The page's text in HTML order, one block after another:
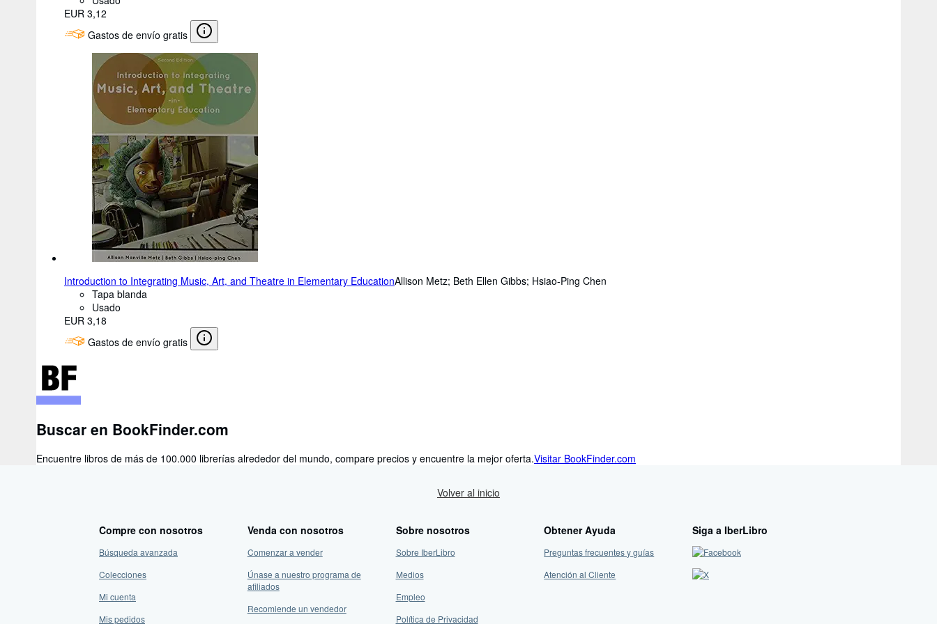
EUR 3,12
Gastos de envío gratis
Introduction to Integrating Music, Art, and Theatre in Elementary EducationAllison Metz; Beth Ellen Gibbs; Hsiao-Ping Chen
Tapa blanda
Usado
EUR 3,18
Gastos de envío gratis
Buscar en BookFinder.com
Encuentre libros de más de 100.000 librerías alrededor del mundo, compare precios y encuentre la mejor oferta.Visitar BookFinder.com
Volver al inicio
Compre con nosotros
Búsqueda avanzada
Colecciones
Mi cuenta
Mis pedidos
Venda con nosotros
Comenzar a vender
Únase a nuestro programa de
afiliados
Recomiende un vendedor
Sobre nosotros
Sobre IberLibro
Medios
Empleo
Política de Privacidad
Obtener Ayuda
Preguntas frecuentes y guías
Atención al Cliente
Siga a IberLibro